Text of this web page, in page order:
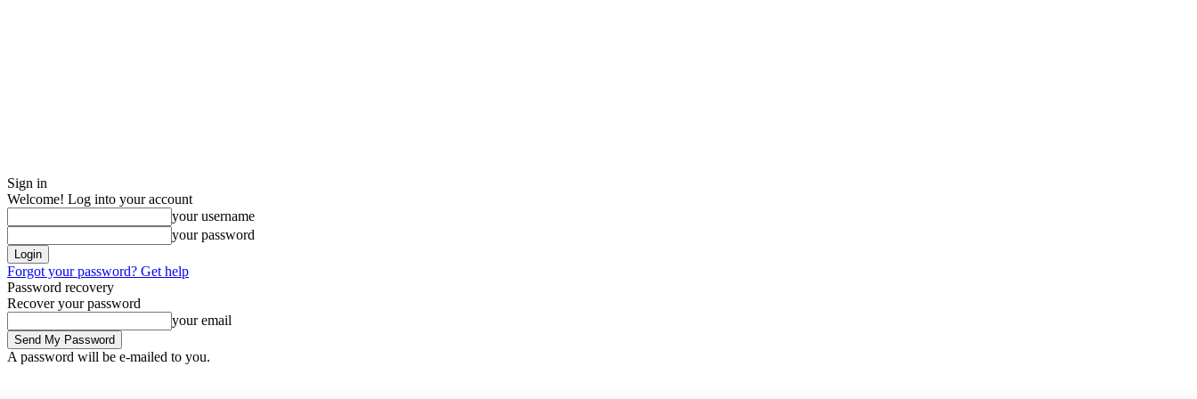
Sign in
Welcome! Log into your account
your username
your password
Forgot your password? Get help
Password recovery
Recover your password
your email
A password will be e-mailed to you.